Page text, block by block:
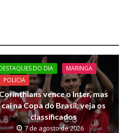
DO DIA
MARINGA
POLICIA
vence o Inter, mas
cai na Copa do Brasil; veja os
classificados
7 de agosto de 2026